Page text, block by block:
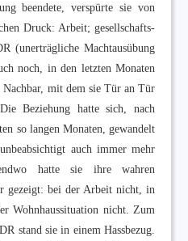
beendete, verspürte sie von
Druck: Arbeit; gesellschafts-
(unerträgliche Machtausübung
noch, in den letzten Monaten
mit dem sie Tür an Tür
Beziehung hatte sich, nach
so langen Monaten, gewandelt
auch immer mehr
hatte sie ihre wahren
gezeigt: bei der Arbeit nicht, in
Wohnhaussituation nicht. Zum
stand sie in einem Hassbezug.